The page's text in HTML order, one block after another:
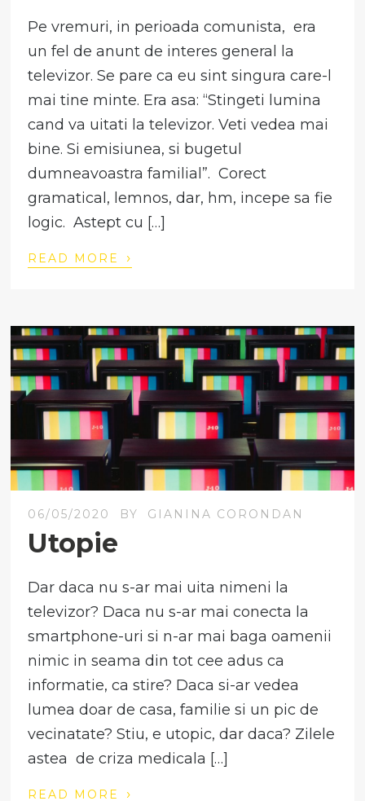
Pe vremuri, in perioada comunista, era
un fel de anunt de interes general la
televizor. Se pare ca eu sint singura care-l
mai tine minte. Era asa: “Stingeti lumina
cand va uitati la televizor. Veti vedea mai
bine. Si emisiunea, si bugetul
dumneavoastra familial”. Corect
gramatical, lemnos, dar, hm, incepe sa fie
logic. Astept cu […]
READ MORE ›
06/05/2020 BY GIANINA CORONDAN
Utopie
Dar daca nu s-ar mai uita nimeni la
televizor? Daca nu s-ar mai conecta la
smartphone-uri si n-ar mai baga oamenii
nimic in seama din tot cee adus ca
informatie, ca stire? Daca si-ar vedea
lumea doar de casa, familie si un pic de
vecinatate? Stiu, e utopic, dar daca? Zilele
astea de criza medicala […]
READ MORE ›